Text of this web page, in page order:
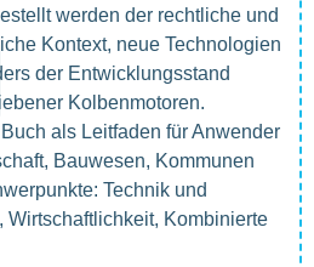
werden der rechtliche und
Kontext, neue Technologien
der Entwicklungsstand
Kolbenmotoren.
als Leitfaden für Anwender
Bauwesen, Kommunen
Technik und
Wirtschaftlichkeit, Kombinierte